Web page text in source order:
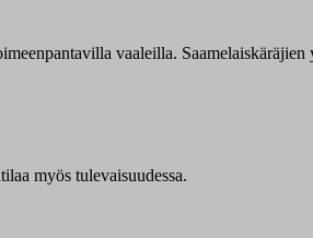
vaaleilla.
myös tulevaisuudessa.